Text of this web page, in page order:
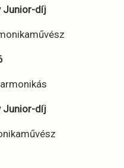
Junior-díj
Junior-díj